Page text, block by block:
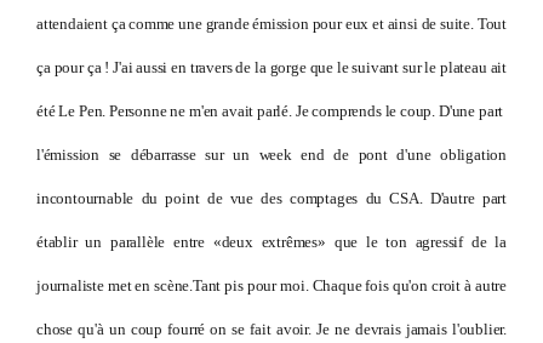
attendaient ça comme une grande émission pour eux et ainsi de suite. Tout
ça pour ça ! J'ai aussi en travers de la gorge que le suivant sur le plateau ait
été Le Pen. Personne ne m'en avait parlé. Je comprends le coup. D'une part
l'émission se débarrasse sur un week end de pont d'une obligation
incontournable du point de vue des comptages du CSA. D'autre part
établir un parallèle entre «deux extrêmes» que le ton agressif de la
journaliste met en scène.Tant pis pour moi. Chaque fois qu'on croit à autre
chose qu'à un coup fourré on se fait avoir. Je ne devrais jamais l'oublier.